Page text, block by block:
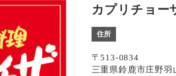
カプリチョー
住所
〒513-0834
三重県鈴鹿市庄野羽